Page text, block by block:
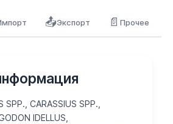
📤Экспорт 📄Прочее
SPP., CARASSIUS SPP.,
IDELLUS,